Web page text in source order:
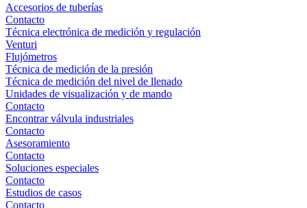
Accesorios de tuberías
Contacto
Técnica electrónica de medición y regulación
Venturi
Flujómetros
Técnica de medición de la presión
Técnica de medición del nivel de llenado
Unidades de visualización y de mando
Contacto
Encontrar válvula industriales
Contacto
Asesoramiento
Contacto
Soluciones especiales
Contacto
Estudios de casos
Contacto